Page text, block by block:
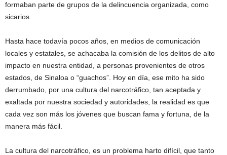
formaban parte de grupos de la delincuencia organizada, como
sicarios.
Hasta hace todavía pocos años, en medios de comunicación
locales y estatales, se achacaba la comisión de los delitos de alto
impacto en nuestra entidad, a personas provenientes de otros
estados, de Sinaloa o “guachos”. Hoy en día, ese mito ha sido
derrumbado, por una cultura del narcotráfico, tan aceptada y
exaltada por nuestra sociedad y autoridades, la realidad es que
cada vez son más los jóvenes que buscan fama y fortuna, de la
manera más fácil.
La cultura del narcotráfico, es un problema harto difícil, que tanto